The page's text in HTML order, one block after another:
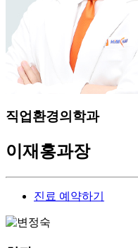
직업환경의학과
이재홍과장
진료 예약하기